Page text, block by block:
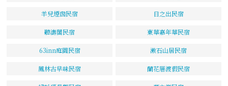
羊兒煙囪民宿 日之出民宿
聽濤閣民宿 東華嘉年華民宿
63inn庭園民宿 漱石山居民宿
鳳林古早味民宿 蘭花厝渡假民宿